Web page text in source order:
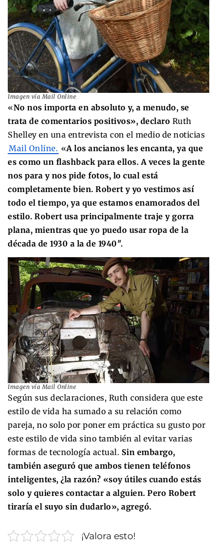
Imagen vía Mail Online
«No nos importa en absoluto y, a menudo, se
trata de comentarios positivos», declaro Ruth
Shelley en una entrevista con el medio de noticias
Mail Online. «A los ancianos les encanta, ya que
es como un flashback para ellos. A veces la gente
nos para y nos pide fotos, lo cual está
completamente bien. Robert y yo vestimos así
todo el tiempo, ya que estamos enamorados del
estilo. Robert usa principalmente traje y gorra
plana, mientras que yo puedo usar ropa de la
década de 1930 a la de 1940″.
Imagen vía Mail Online
Según sus declaraciones, Ruth considera que este
estilo de vida ha sumado a su relación como
pareja, no solo por poner em práctica su gusto por
este estilo de vida sino también al evitar varias
formas de tecnología actual. Sin embargo,
también aseguró que ambos tienen teléfonos
inteligentes, ¿la razón? «soy útiles cuando estás
solo y quieres contactar a alguien. Pero Robert
tiraría el suyo sin dudarlo», agregó.
¡Valora esto!